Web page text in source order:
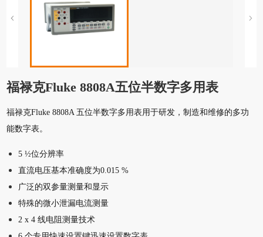
福禄克Fluke 8808A五位半数字多用表
福禄克Fluke 8808A 五位半数字多用表用于研发，制造和维修的多功
能数字表。
5 ½位分辨率
直流电压基本准确度为0.015 %
广泛的双参量测量和显示
特殊的微小泄漏电流测量
2 x 4 线电阻测量技术